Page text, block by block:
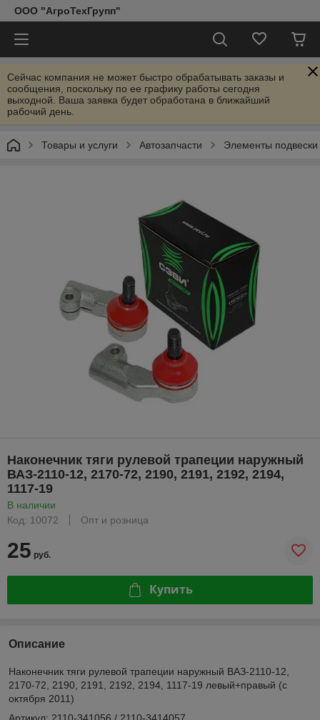
ООО "АгроТехГрупп"
Сейчас компания не может быстро обрабатывать заказы и
сообщения, поскольку по ее графику работы сегодня
выходной. Ваша заявка будет обработана в ближайший
рабочий день.
Товары и услуги Автозапчасти Элементы подвески
Наконечник тяги рулевой трапеции наружный
ВАЗ-2110-12, 2170-72, 2190, 2191, 2192, 2194,
1117-19
В наличии
Код: 10072
Опт и розница
25 руб.
Купить
Описание
Наконечник тяги рулевой трапеции наружный ВАЗ-2110-12,
2170-72, 2190, 2191, 2192, 2194, 1117-19 левый+правый (с
октября 2011)
Артикул: 2110-341056 / 2110-3414057